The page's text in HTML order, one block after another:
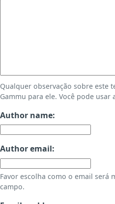
Qualquer observação sobre este
Gammu para ele. Você pode usar
Author name:
Author email:
Favor escolha como o email será
campo.